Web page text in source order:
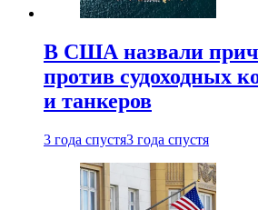
В США назвали
против судоходных
и танкеров
3 года спустя3 года спустя